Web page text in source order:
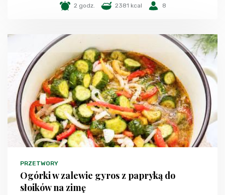
2 godz. 2381 kcal 8
PRZETWORY
Ogórki w zalewie gyros z papryką do
słoików na zimę